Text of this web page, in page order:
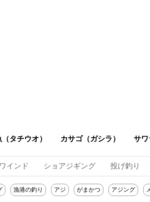
タチウオ） カサゴ（ガシラ） サワ
ワインド ショアジギング 投げ釣り
漁港の釣り アジ がまかつ アジング